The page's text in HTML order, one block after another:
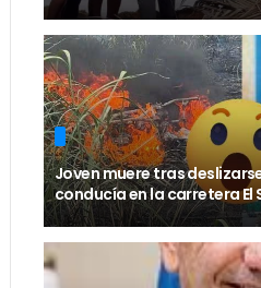
Joven muere tras
conducía en la carretera El